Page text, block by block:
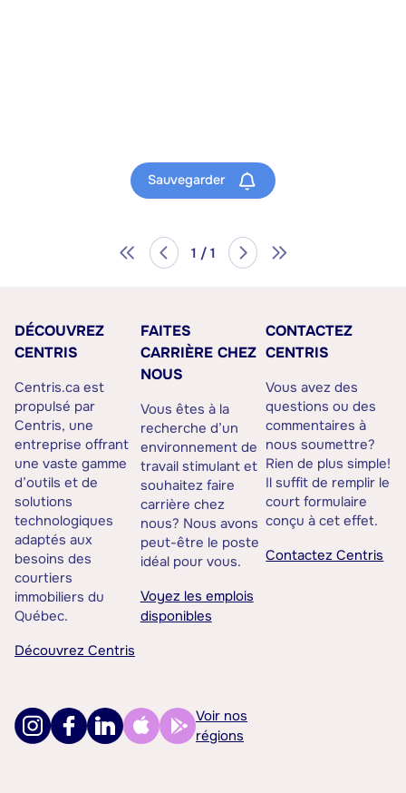
Sauvegarder
1 / 1
DÉCOUVREZ
CENTRIS
Centris.ca est
propulsé par
Centris, une
entreprise offrant
une vaste gamme
d’outils et de
solutions
technologiques
adaptés aux
besoins des
courtiers
immobiliers du
Québec.
Découvrez Centris
FAITES
CARRIÈRE CHEZ
NOUS
Vous êtes à la
recherche d’un
environnement de
travail stimulant et
souhaitez faire
carrière chez
nous? Nous avons
peut-être le poste
idéal pour vous.
Voyez les emplois
disponibles
CONTACTEZ
CENTRIS
Vous avez des
questions ou des
commentaires à
nous soumettre?
Rien de plus simple!
Il suffit de remplir le
court formulaire
conçu à cet effet.
Contactez Centris
Voir nos
régions